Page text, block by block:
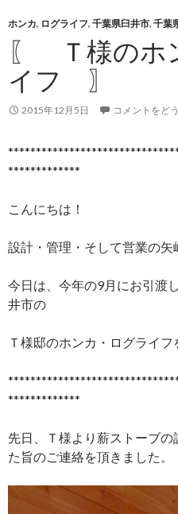
ホンカ, ログライフ, 千葉県臼井市, 千葉
〖 Ｔ様のホ
イフ 〗
2015年12月5日 コメントをど
*************
こんにちは！
設計・管理・そして営業の
今日は、今年の9月にお引渡
井市の
Ｔ様邸のホンカ・ログライ
*************
先日、Ｔ様より薪ストーブ
た旨のご連絡を頂きました。